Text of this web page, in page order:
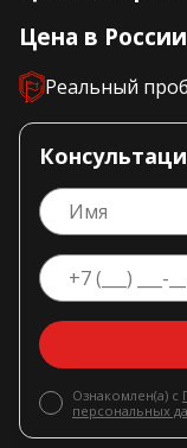
Цена в
Реальный
Ознакомлен(а) с
персональных